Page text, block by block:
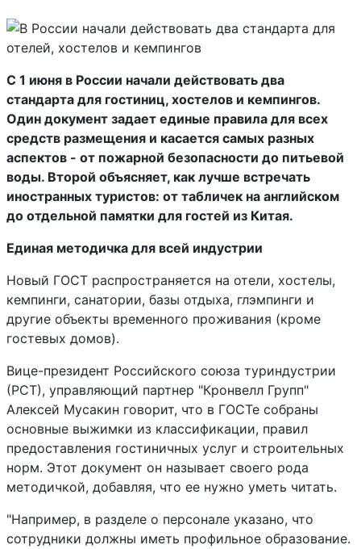
С 1 июня в России начали действовать два
стандарта для гостиниц, хостелов и кемпингов.
Один документ задает единые правила для всех
средств размещения и касается самых разных
аспектов - от пожарной безопасности до питьевой
воды. Второй объясняет, как лучше встречать
иностранных туристов: от табличек на английском
до отдельной памятки для гостей из Китая.
Единая методичка для всей индустрии
Новый ГОСТ распространяется на отели, хостелы,
кемпинги, санатории, базы отдыха, глэмпинги и
другие объекты временного проживания (кроме
гостевых домов).
Вице-президент Российского союза туриндустрии
(РСТ), управляющий партнер "Кронвелл Групп"
Алексей Мусакин говорит, что в ГОСТе собраны
основные выжимки из классификации, правил
предоставления гостиничных услуг и строительных
норм. Этот документ он называет своего рода
методичкой, добавляя, что ее нужно уметь читать.
"Например, в разделе о персонале указано, что
сотрудники должны иметь профильное образование.